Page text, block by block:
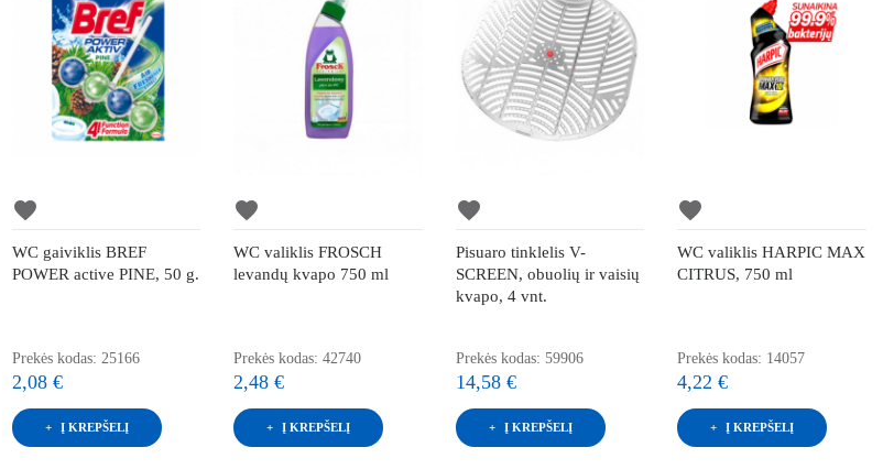
favorite
WC gaiviklis BREF
POWER active PINE, 50 g.
Prekės kodas: 25166
2,08 €
Į KREPŠELĮ
favorite
WC valiklis FROSCH
levandų kvapo 750 ml
Prekės kodas: 42740
2,48 €
Į KREPŠELĮ
favorite
Pisuaro tinklelis V-
SCREEN, obuolių ir vaisių
kvapo, 4 vnt.
Prekės kodas: 59906
14,58 €
Į KREPŠELĮ
favorite
WC valiklis HARPIC MAX
CITRUS, 750 ml
Prekės kodas: 14057
4,22 €
Į KREPŠELĮ